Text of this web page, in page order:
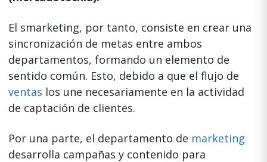
El smarketing, por tanto, consiste en crear una
sincronización de metas entre ambos
departamentos, formando un elemento de
sentido común. Esto, debido a que el flujo de
ventas los une necesariamente en la actividad
de captación de clientes.
Por una parte, el departamento de marketing
desarrolla campañas y contenido para